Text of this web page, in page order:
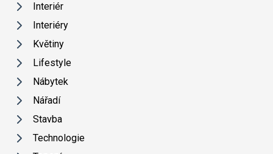
Interiér
Interiéry
Květiny
Lifestyle
Nábytek
Nářadí
Stavba
Technologie